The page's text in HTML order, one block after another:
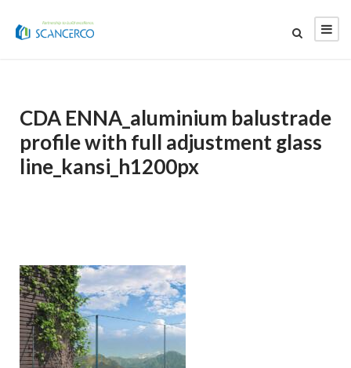
CDA ENNA_aluminium balustrade
profile with full adjustment glass
line_kansi_h1200px